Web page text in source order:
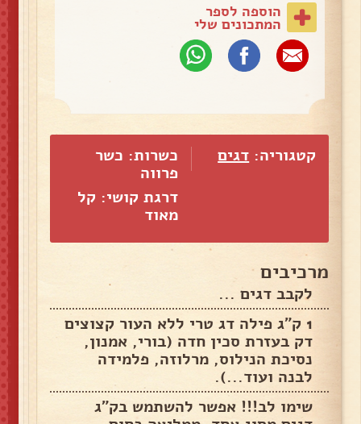
הוספה לספר
המתכונים שלי
קטגוריה: דגים
כשרות: כשר
פרווה
דרגת קושי: קל
מאוד
מרכיבים
לקבב דגים ...
1 ק"ג פילה דג טרי ללא העור קצוצים
דק בעזרת סכין חדה (בורי, אמנון,
נסיכת הנילוס, מרלוזה, פלמידה
לבנה ועוד...).
שימו לב!!! אפשר להשתמש בק"ג